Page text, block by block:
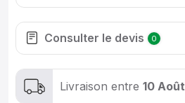
Consulter le devis 0
Livraison entre 10 Août